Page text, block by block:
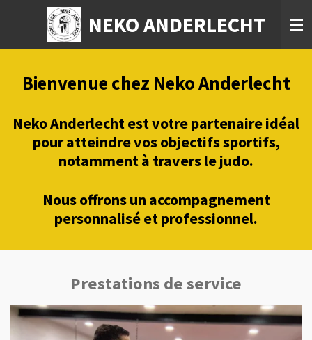
contenu
NEKO ANDERLECHT
Bienvenue chez Neko Anderlecht
Neko Anderlecht est votre partenaire idéal
pour atteindre vos objectifs sportifs,
notamment à travers le judo.
Nous offrons un accompagnement
personnalisé et professionnel.
Prestations de service